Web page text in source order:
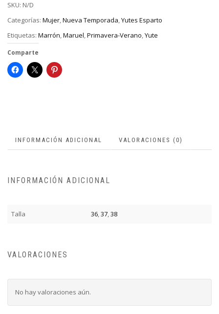
SKU: N/D
Categorías: Mujer,Nueva Temporada,Yutes Esparto
Etiquetas: Marrón,Maruel,Primavera-Verano,Yute
Comparte
INFORMACIÓN ADICIONAL VALORACIONES (0)
INFORMACIÓN ADICIONAL
Talla 36,37,38
VALORACIONES
No hay valoraciones aún.